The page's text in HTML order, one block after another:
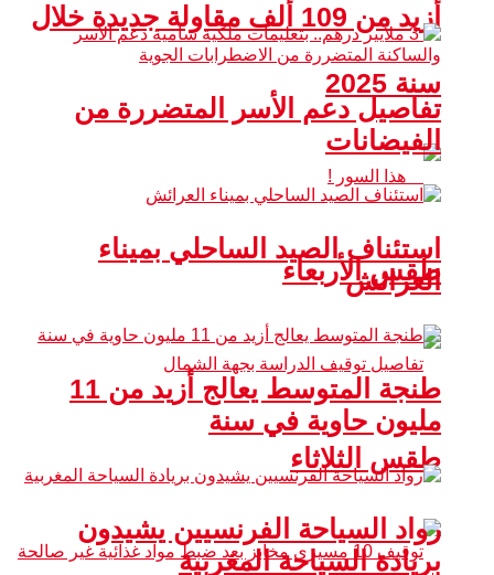
أزيد من 109 ألف مقاولة جديدة خلال
سنة 2025
طقس الأربعاء
طقس الثلاثاء
تفاصيل دعم الأسر المتضررة من
الفيضانات
استئناف الصيد الساحلي بميناء
العرائش
طنجة المتوسط يعالج أزيد من 11
مليون حاوية في سنة
رواد السياحة الفرنسيين يشيدون
بريادة السياحة المغربية